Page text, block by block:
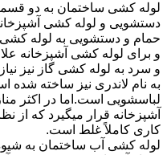
لوله کشی ساختمان به دو
دستشویی و لوله کشی
حمام و دستشویی به لوله
و برای لوله کشی آشپزخانه
و سرد به لوله کشی گاز نیز
به نام لاندری نیز ساخته
لباسشویی است.اما در اکثر
آشپزخانه قرار میگیرد که
کاری کاملاً غلط است.
لوله کشی آب ساختمان به